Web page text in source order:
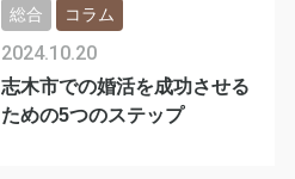
志木市での婚活を成功させる
ための5つのステップ
2024.10.20
総合 コラム